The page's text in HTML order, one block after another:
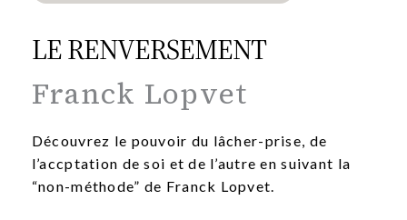
LE RENVERSEMENT
Franck Lopvet
Découvrez le pouvoir du lâcher-prise, de
l’accptation de soi et de l’autre en suivant la
“non-méthode” de Franck Lopvet.